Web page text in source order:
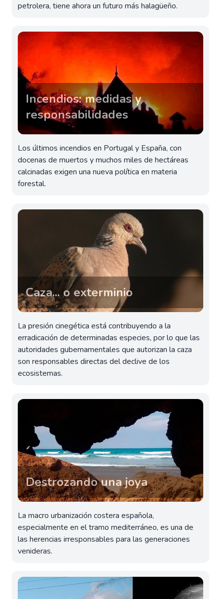
petrolera, tiene ahora un futuro más halagüeño.
Incendios: medidas y
responsabilidades
Los últimos incendios en Portugal y España, con
docenas de muertos y muchos miles de hectáreas
calcinadas exigen una nueva política en materia
forestal.
Caza... o exterminio
La presión cinegética está contribuyendo a la
erradicación de determinadas especies, por lo que las
autoridades gubernamentales que autorizan la caza
son responsables directas del declive de los
ecosistemas.
Destrozando una joya
La macro urbanización costera española,
especialmente en el tramo mediterráneo, es una de
las herencias irresponsables para las generaciones
venideras.